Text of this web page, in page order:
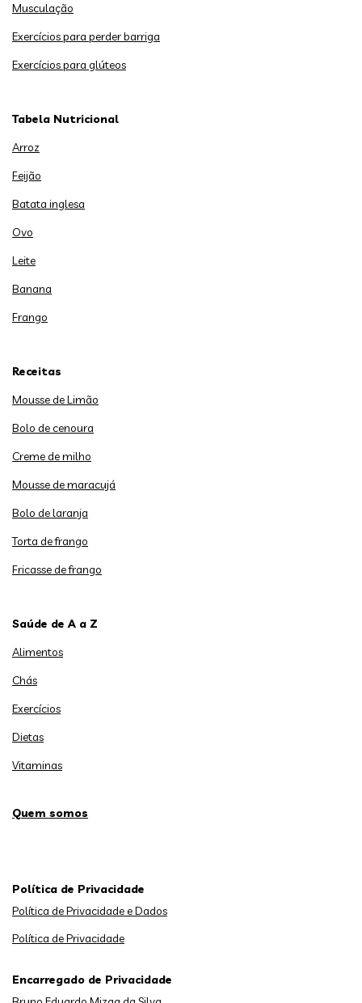
Musculação
Exercícios para perder barriga
Exercícios para glúteos
Tabela Nutricional
Arroz
Feijão
Batata inglesa
Ovo
Leite
Banana
Frango
Receitas
Mousse de Limão
Bolo de cenoura
Creme de milho
Mousse de maracujá
Bolo de laranja
Torta de frango
Fricasse de frango
Saúde de A a Z
Alimentos
Chás
Exercícios
Dietas
Vitaminas
Quem somos
Política de Privacidade
Política de Privacidade e Dados
Política de Privacidade
Encarregado de Privacidade